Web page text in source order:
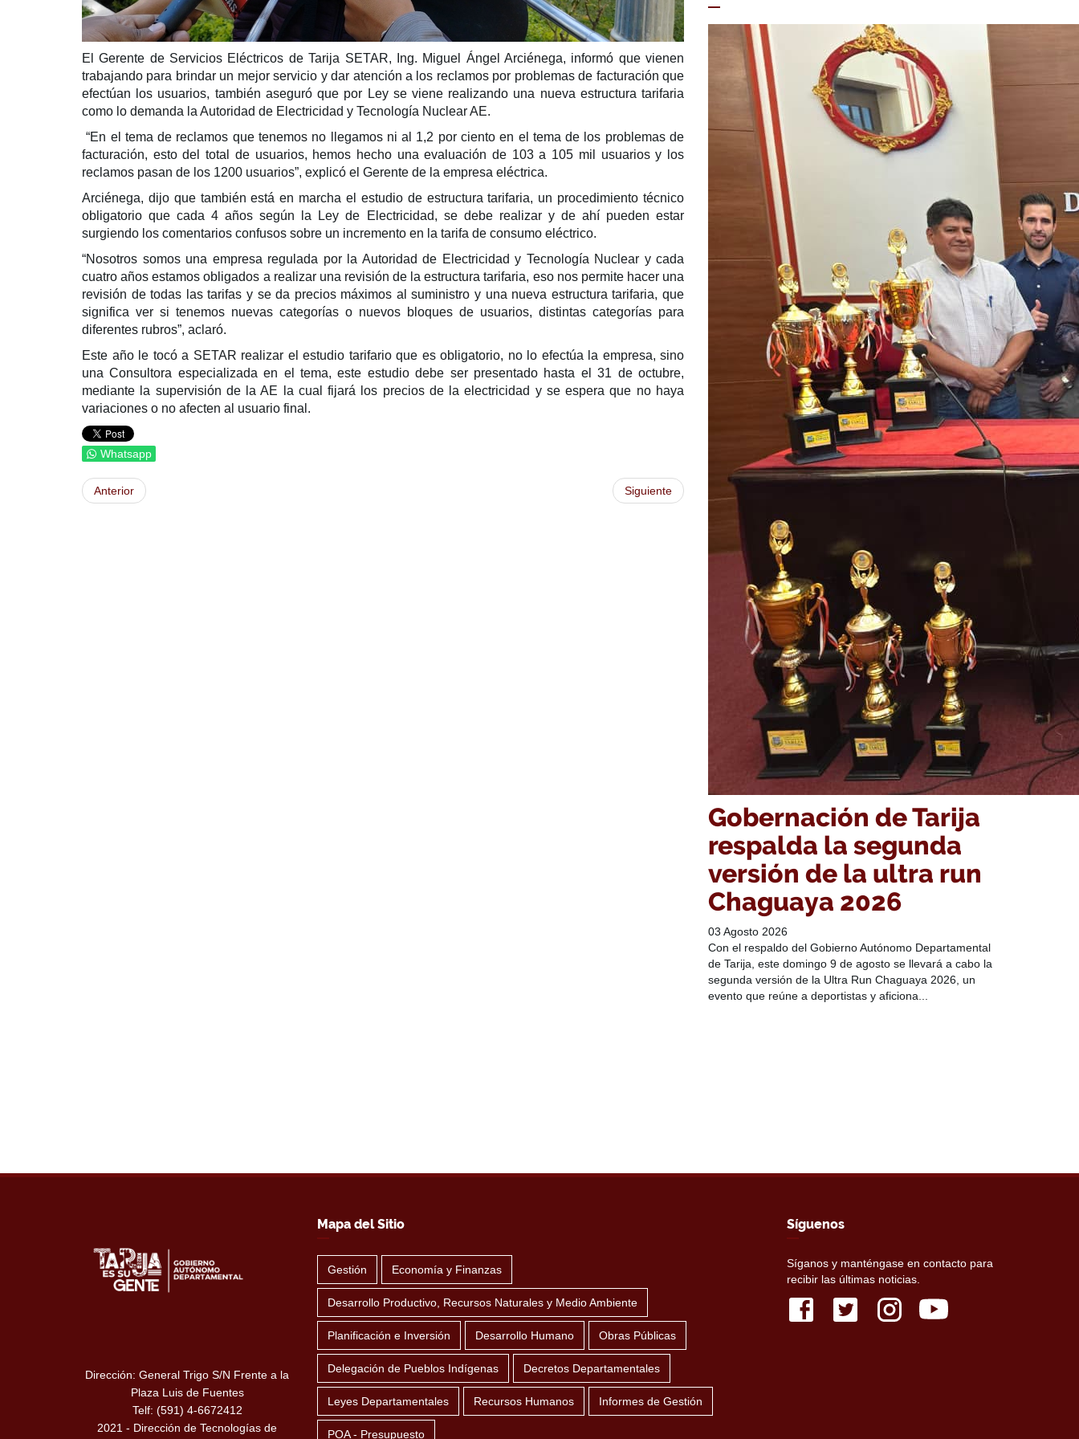
El Gerente de Servicios Eléctricos de Tarija SETAR, Ing. Miguel Ángel Arciénega, informó que vienen
trabajando para brindar un mejor servicio y dar atención a los reclamos por problemas de facturación que
efectúan los usuarios, también aseguró que por Ley se viene realizando una nueva estructura tarifaria
como lo demanda la Autoridad de Electricidad y Tecnología Nuclear AE.
“En el tema de reclamos que tenemos no llegamos ni al 1,2 por ciento en el tema de los problemas de
facturación, esto del total de usuarios, hemos hecho una evaluación de 103 a 105 mil usuarios y los
reclamos pasan de los 1200 usuarios”, explicó el Gerente de la empresa eléctrica.
Arciénega, dijo que también está en marcha el estudio de estructura tarifaria, un procedimiento técnico
obligatorio que cada 4 años según la Ley de Electricidad, se debe realizar y de ahí pueden estar
surgiendo los comentarios confusos sobre un incremento en la tarifa de consumo eléctrico.
“Nosotros somos una empresa regulada por la Autoridad de Electricidad y Tecnología Nuclear y cada
cuatro años estamos obligados a realizar una revisión de la estructura tarifaria, eso nos permite hacer una
revisión de todas las tarifas y se da precios máximos al suministro y una nueva estructura tarifaria, que
significa ver si tenemos nuevas categorías o nuevos bloques de usuarios, distintas categorías para
diferentes rubros”, aclaró.
Este año le tocó a SETAR realizar el estudio tarifario que es obligatorio, no lo efectúa la empresa, sino
una Consultora especializada en el tema, este estudio debe ser presentado hasta el 31 de octubre,
mediante la supervisión de la AE la cual fijará los precios de la electricidad y se espera que no haya
variaciones o no afecten al usuario final.
Whatsapp
Anterior Siguiente
Gobernación de Tarija
respalda la segunda
versión de la ultra run
Chaguaya 2026
03 Agosto 2026
Con el respaldo del Gobierno Autónomo Departamental
de Tarija, este domingo 9 de agosto se llevará a cabo la
segunda versión de la Ultra Run Chaguaya 2026, un
evento que reúne a deportistas y aficiona...
Dirección: General Trigo S/N Frente a la
Plaza Luis de Fuentes
Telf: (591) 4-6672412
2021 - Dirección de Tecnologías de
Mapa del Sitio
Gestión Economía y Finanzas
Desarrollo Productivo, Recursos Naturales y Medio Ambiente
Planificación e Inversión Desarrollo Humano Obras Públicas
Delegación de Pueblos Indígenas Decretos Departamentales
Leyes Departamentales Recursos Humanos Informes de Gestión
POA - Presupuesto
Síguenos
Síganos y manténgase en contacto para
recibir las últimas noticias.